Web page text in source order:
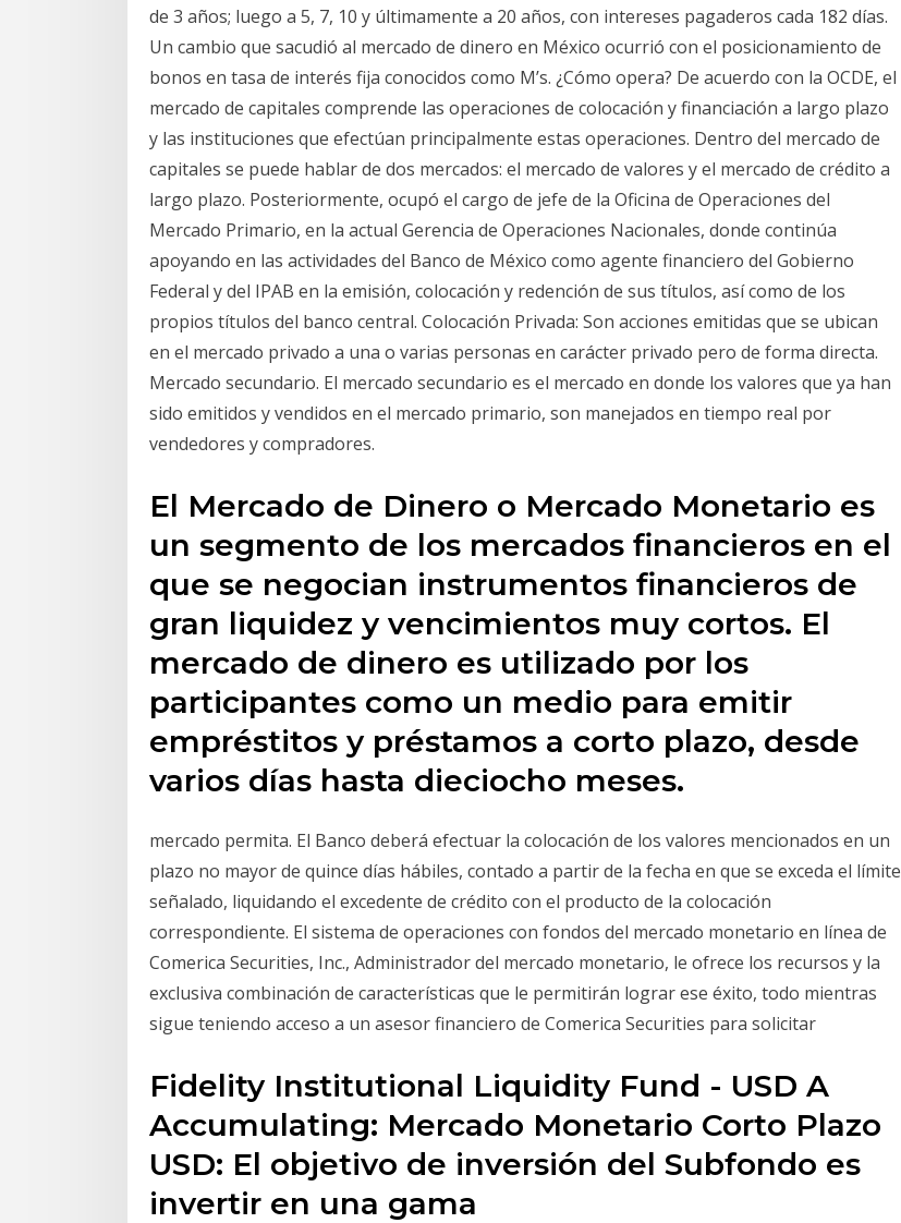
de 3 años; luego a 5, 7, 10 y últimamente a 20 años, con intereses pagaderos cada 182 días.
Un cambio que sacudió al mercado de dinero en México ocurrió con el posicionamiento de
bonos en tasa de interés fija conocidos como M’s. ¿Cómo opera? De acuerdo con la OCDE, el
mercado de capitales comprende las operaciones de colocación y financiación a largo plazo
y las instituciones que efectúan principalmente estas operaciones. Dentro del mercado de
capitales se puede hablar de dos mercados: el mercado de valores y el mercado de crédito a
largo plazo. Posteriormente, ocupó el cargo de jefe de la Oficina de Operaciones del
Mercado Primario, en la actual Gerencia de Operaciones Nacionales, donde continúa
apoyando en las actividades del Banco de México como agente financiero del Gobierno
Federal y del IPAB en la emisión, colocación y redención de sus títulos, así como de los
propios títulos del banco central. Colocación Privada: Son acciones emitidas que se ubican
en el mercado privado a una o varias personas en carácter privado pero de forma directa.
Mercado secundario. El mercado secundario es el mercado en donde los valores que ya han
sido emitidos y vendidos en el mercado primario, son manejados en tiempo real por
vendedores y compradores.
El Mercado de Dinero o Mercado Monetario es
un segmento de los mercados financieros en el
que se negocian instrumentos financieros de
gran liquidez y vencimientos muy cortos. El
mercado de dinero es utilizado por los
participantes como un medio para emitir
empréstitos y préstamos a corto plazo, desde
varios días hasta dieciocho meses.
mercado permita. El Banco deberá efectuar la colocación de los valores mencionados en un
plazo no mayor de quince días hábiles, contado a partir de la fecha en que se exceda el límite
señalado, liquidando el excedente de crédito con el producto de la colocación
correspondiente. El sistema de operaciones con fondos del mercado monetario en línea de
Comerica Securities, Inc., Administrador del mercado monetario, le ofrece los recursos y la
exclusiva combinación de características que le permitirán lograr ese éxito, todo mientras
sigue teniendo acceso a un asesor financiero de Comerica Securities para solicitar
Fidelity Institutional Liquidity Fund - USD A
Accumulating: Mercado Monetario Corto Plazo
USD: El objetivo de inversión del Subfondo es
invertir en una gama